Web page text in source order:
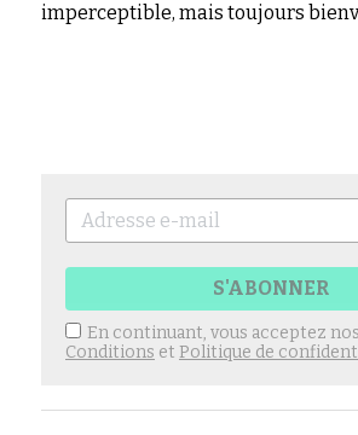
imperceptible, mais toujours
S'ABONNER
En continuant, vous acceptez nos
Conditions et Politique de